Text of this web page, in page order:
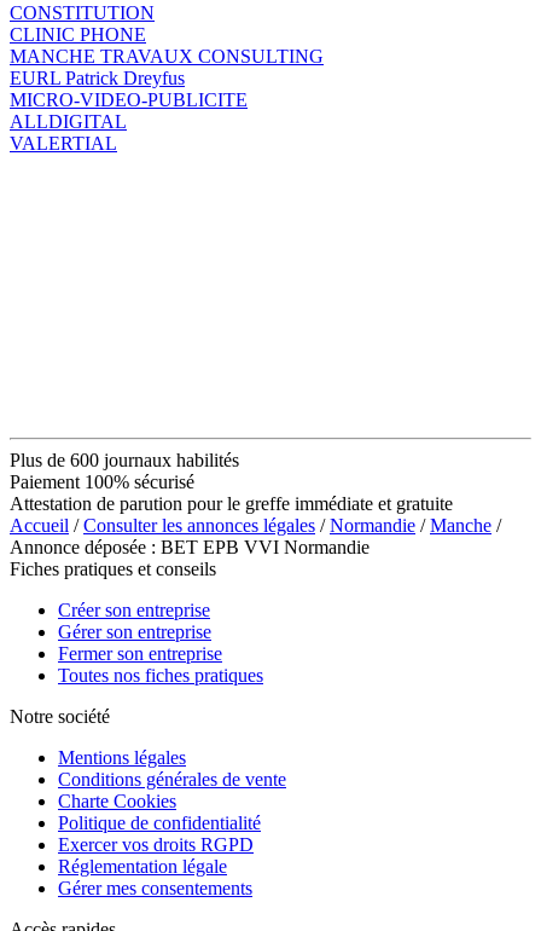
CONSTITUTION
CLINIC PHONE
MANCHE TRAVAUX CONSULTING
EURL Patrick Dreyfus
MICRO-VIDEO-PUBLICITE
ALLDIGITAL
VALERTIAL
Plus de 600 journaux habilités
Paiement 100% sécurisé
Attestation de parution pour le greffe immédiate et gratuite
Accueil /Consulter les annonces légales /Normandie /Manche /
Annonce déposée : BET EPB VVI Normandie
Fiches pratiques et conseils
Créer son entreprise
Gérer son entreprise
Fermer son entreprise
Toutes nos fiches pratiques
Notre société
Mentions légales
Conditions générales de vente
Charte Cookies
Politique de confidentialité
Exercer vos droits RGPD
Réglementation légale
Gérer mes consentements